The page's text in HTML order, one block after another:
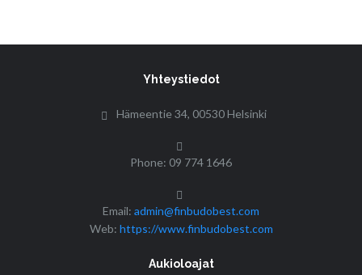
Yhteystiedot
Hämeentie 34, 00530 Helsinki
Phone: 09 774 1646
Email: admin@finbudobest.com
Web: https://www.finbudobest.com
Aukioloajat